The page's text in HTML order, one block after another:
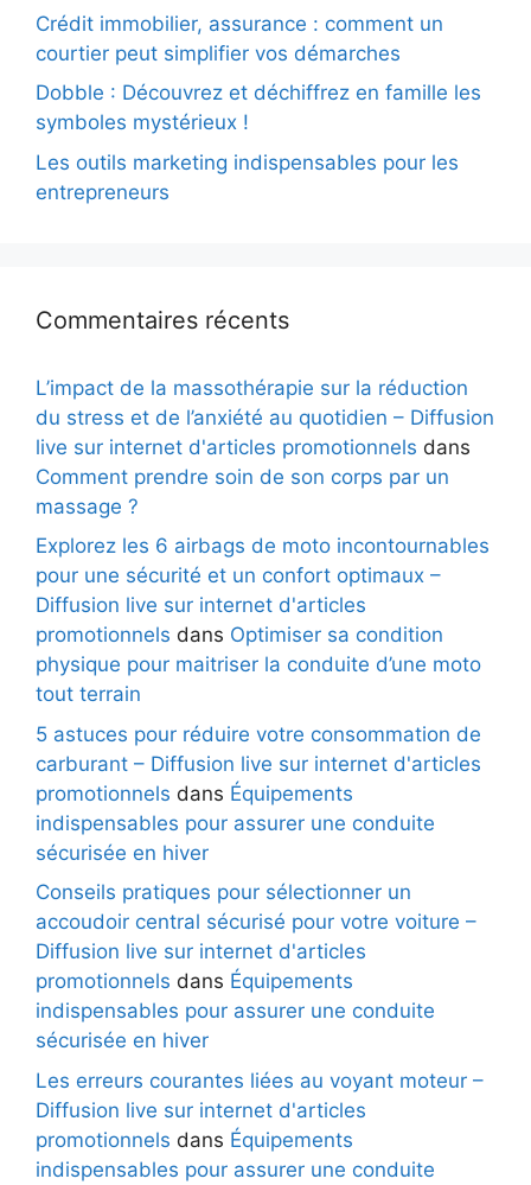
Crédit immobilier, assurance : comment un
courtier peut simplifier vos démarches
Dobble : Découvrez et déchiffrez en famille les
symboles mystérieux !
Les outils marketing indispensables pour les
entrepreneurs
Commentaires récents
L’impact de la massothérapie sur la réduction
du stress et de l’anxiété au quotidien – Diffusion
live sur internet d'articles promotionnels dans
Comment prendre soin de son corps par un
massage ?
Explorez les 6 airbags de moto incontournables
pour une sécurité et un confort optimaux –
Diffusion live sur internet d'articles
promotionnels dans Optimiser sa condition
physique pour maitriser la conduite d’une moto
tout terrain
5 astuces pour réduire votre consommation de
carburant – Diffusion live sur internet d'articles
promotionnels dans Équipements
indispensables pour assurer une conduite
sécurisée en hiver
Conseils pratiques pour sélectionner un
accoudoir central sécurisé pour votre voiture –
Diffusion live sur internet d'articles
promotionnels dans Équipements
indispensables pour assurer une conduite
sécurisée en hiver
Les erreurs courantes liées au voyant moteur –
Diffusion live sur internet d'articles
promotionnels dans Équipements
indispensables pour assurer une conduite